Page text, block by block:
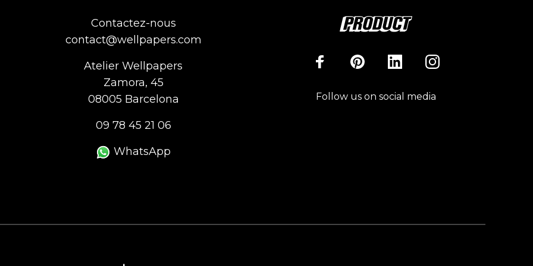
Contactez-nous
contact@wellpapers.com
Atelier Wellpapers
Zamora, 45
08005 Barcelona
09 78 45 21 06
WhatsApp
Follow us on social media